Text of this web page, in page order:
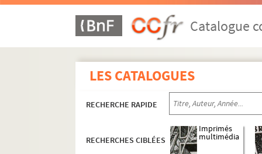
Catalogue
LES CATALOGUES
RECHERCHE RAPIDE
RECHERCHES CIBLÉES
Imprimés
multimédia